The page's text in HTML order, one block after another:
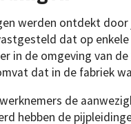
werden ontdekt
dat op
in de omgeving van
dat in de fabriek
de
hebben de